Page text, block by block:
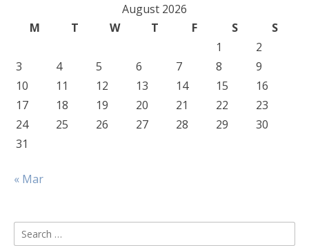
August 2026
M
T W T F S
S
1
2
3
4 5 6 7 8
9
10
11 12 13 14 15
16
17
18 19 20 21 22
23
24
25 26 27 28 29
30
31
« Mar
Search